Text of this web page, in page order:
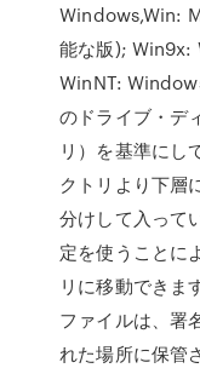
Windows,Win:
能な版);
WinNT:
のドライブ・デ
リ）を基準にし
クトリより下層
分けして入って
定を使うことに
リに移動できま
ファイルは、署
れた場所に保管